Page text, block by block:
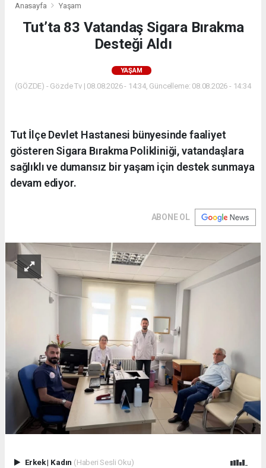
Anasayfa Yaşam
Tut’ta 83 Vatandaş Sigara Bırakma
Desteği Aldı
YAŞAM
(GÖZDE) - Gözde Tv | 08.08.2026 - 14:34, Güncelleme: 08.08.2026 - 14:34
Tut İlçe Devlet Hastanesi bünyesinde faaliyet
gösteren Sigara Bırakma Polikliniği, vatandaşlara
sağlıklı ve dumansız bir yaşam için destek sunmaya
devam ediyor.
ABONE OL
Erkek| Kadın (Haberi Sesli Oku)